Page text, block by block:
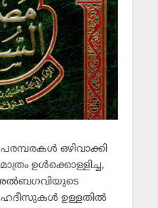
ഒഴിവാക്കി
ഉള്‍ക്കൊള്ളിച്ച,
ഹദീസുകള്‍ ഉള്ളതില്‍